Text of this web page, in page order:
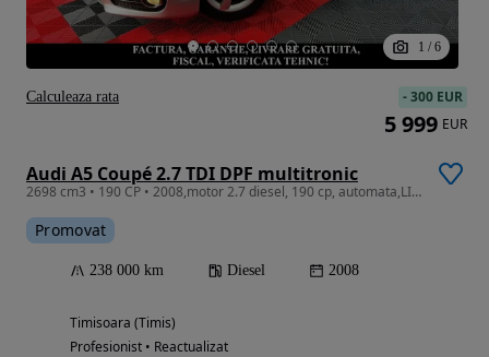
1 / 6
Audi A5 Coupé 2.7 TDI DPF multitronic
2698 cm3 • 190 CP • 2008,motor 2.7 diesel, 190 cp, automata,LIVRARE GRATUITA, GARANTIE
Promovat
238 000 km Diesel 2008
Timisoara (Timis)
Profesionist • Reactualizat
-300 EUR
5 999 EUR
Calculeaza rata